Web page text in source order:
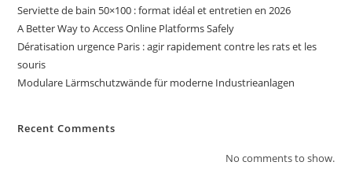
Serviette de bain 50×100 : format idéal et entretien en 2026
A Better Way to Access Online Platforms Safely
Dératisation urgence Paris : agir rapidement contre les rats et les
souris
Modulare Lärmschutzwände für moderne Industrieanlagen
Recent Comments
No comments to show.